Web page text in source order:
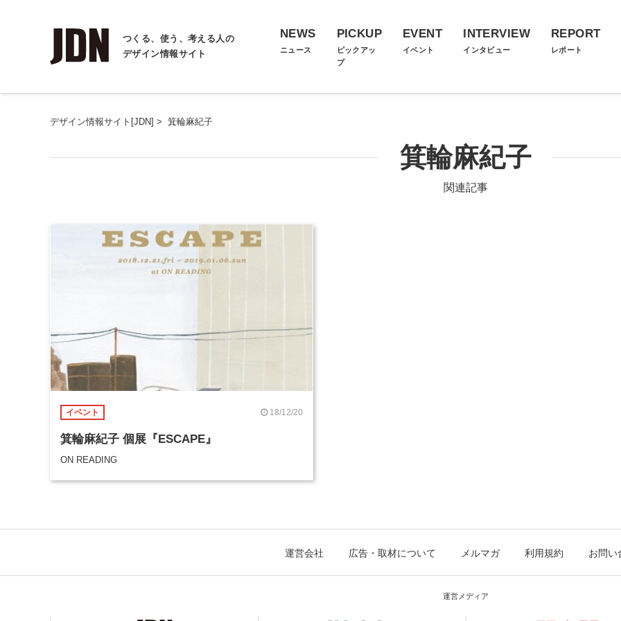
つくる、使う、考える人の
デザイン情報サイト
NEWS
ニュース
PICKUP
ピックアッ
プ
EVENT
イベント
INTERVIEW
インタビュー
REPORT
レポート
デザイン情報サイト[JDN] > 箕輪麻紀子
箕輪麻紀子
関連記事
イベント 18/12/20
箕輪麻紀子 個展『ESCAPE』
ON READING
運営会社 広告・取材について メルマガ 利用規約 お問い
運営メディア